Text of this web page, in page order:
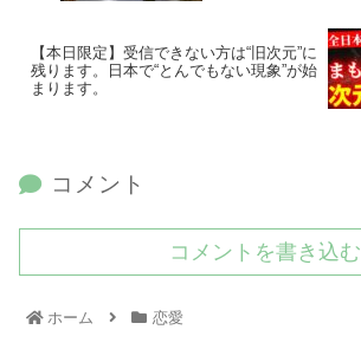
【本日限定】受信できない方は“旧次元”に
残ります。日本で“とんでもない現象”が始
まります。
コメント
コメントを書き込む
ホーム 恋愛